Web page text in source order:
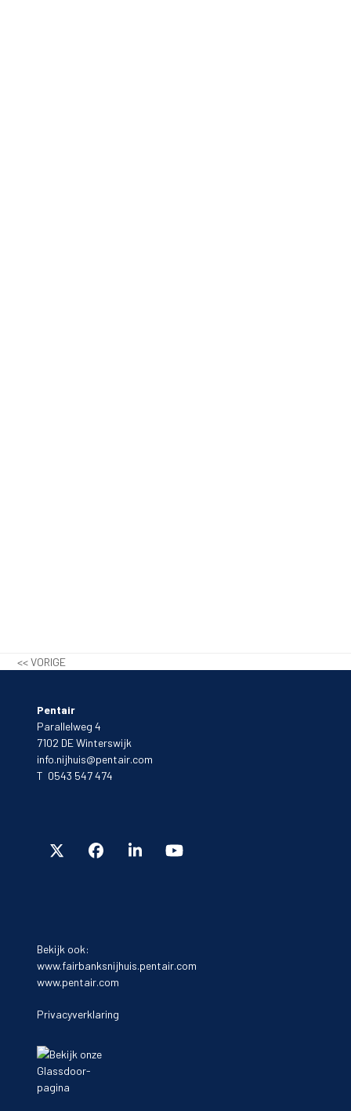
<< VORIGE
Pentair
Parallelweg 4
7102 DE Winterswijk
info.nijhuis@pentair.com
T 0543 547 474
Bekijk ook:
www.fairbanksnijhuis.pentair.com
www.pentair.com
Privacyverklaring